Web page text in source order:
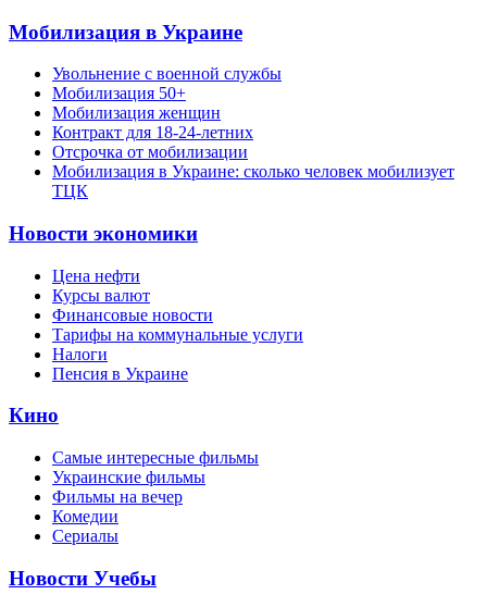
Мобилизация в Украине
Увольнение с военной службы
Мобилизация 50+
Мобилизация женщин
Контракт для 18-24-летних
Отсрочка от мобилизации
Мобилизация в Украине: сколько человек мобилизует
ТЦК
Новости экономики
Цена нефти
Курсы валют
Финансовые новости
Тарифы на коммунальные услуги
Налоги
Пенсия в Украине
Кино
Самые интересные фильмы
Украинские фильмы
Фильмы на вечер
Комедии
Сериалы
Новости Учебы